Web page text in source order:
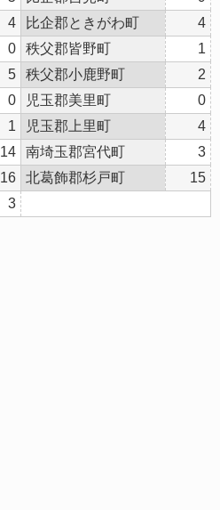
4 比企郡ときがわ町
4
0 秩父郡皆野町
1
5 秩父郡小鹿野町
2
0 児玉郡美里町
0
1 児玉郡上里町
4
14 南埼玉郡宮代町
3
16 北葛飾郡杉戸町
15
3